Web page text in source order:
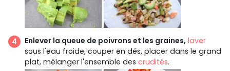
Enlever la queue de poivrons et les graines, laver
sous l'eau froide, couper en dés, placer dans le grand
plat, mélanger l'ensemble des crudités.